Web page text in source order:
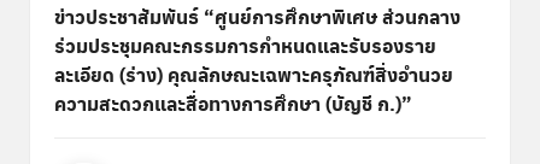
ข่าวประชาสัมพันธ์ “ศูนย์การศึกษาพิเศษ ส่วนกลาง
ร่วมประชุมคณะกรรมการกำหนดและรับรองราย
ละเอียด (ร่าง) คุณลักษณะเฉพาะครุภัณฑ์สิ่งอำนวย
ความสะดวกและสื่อทางการศึกษา (บัญชี ก.)”